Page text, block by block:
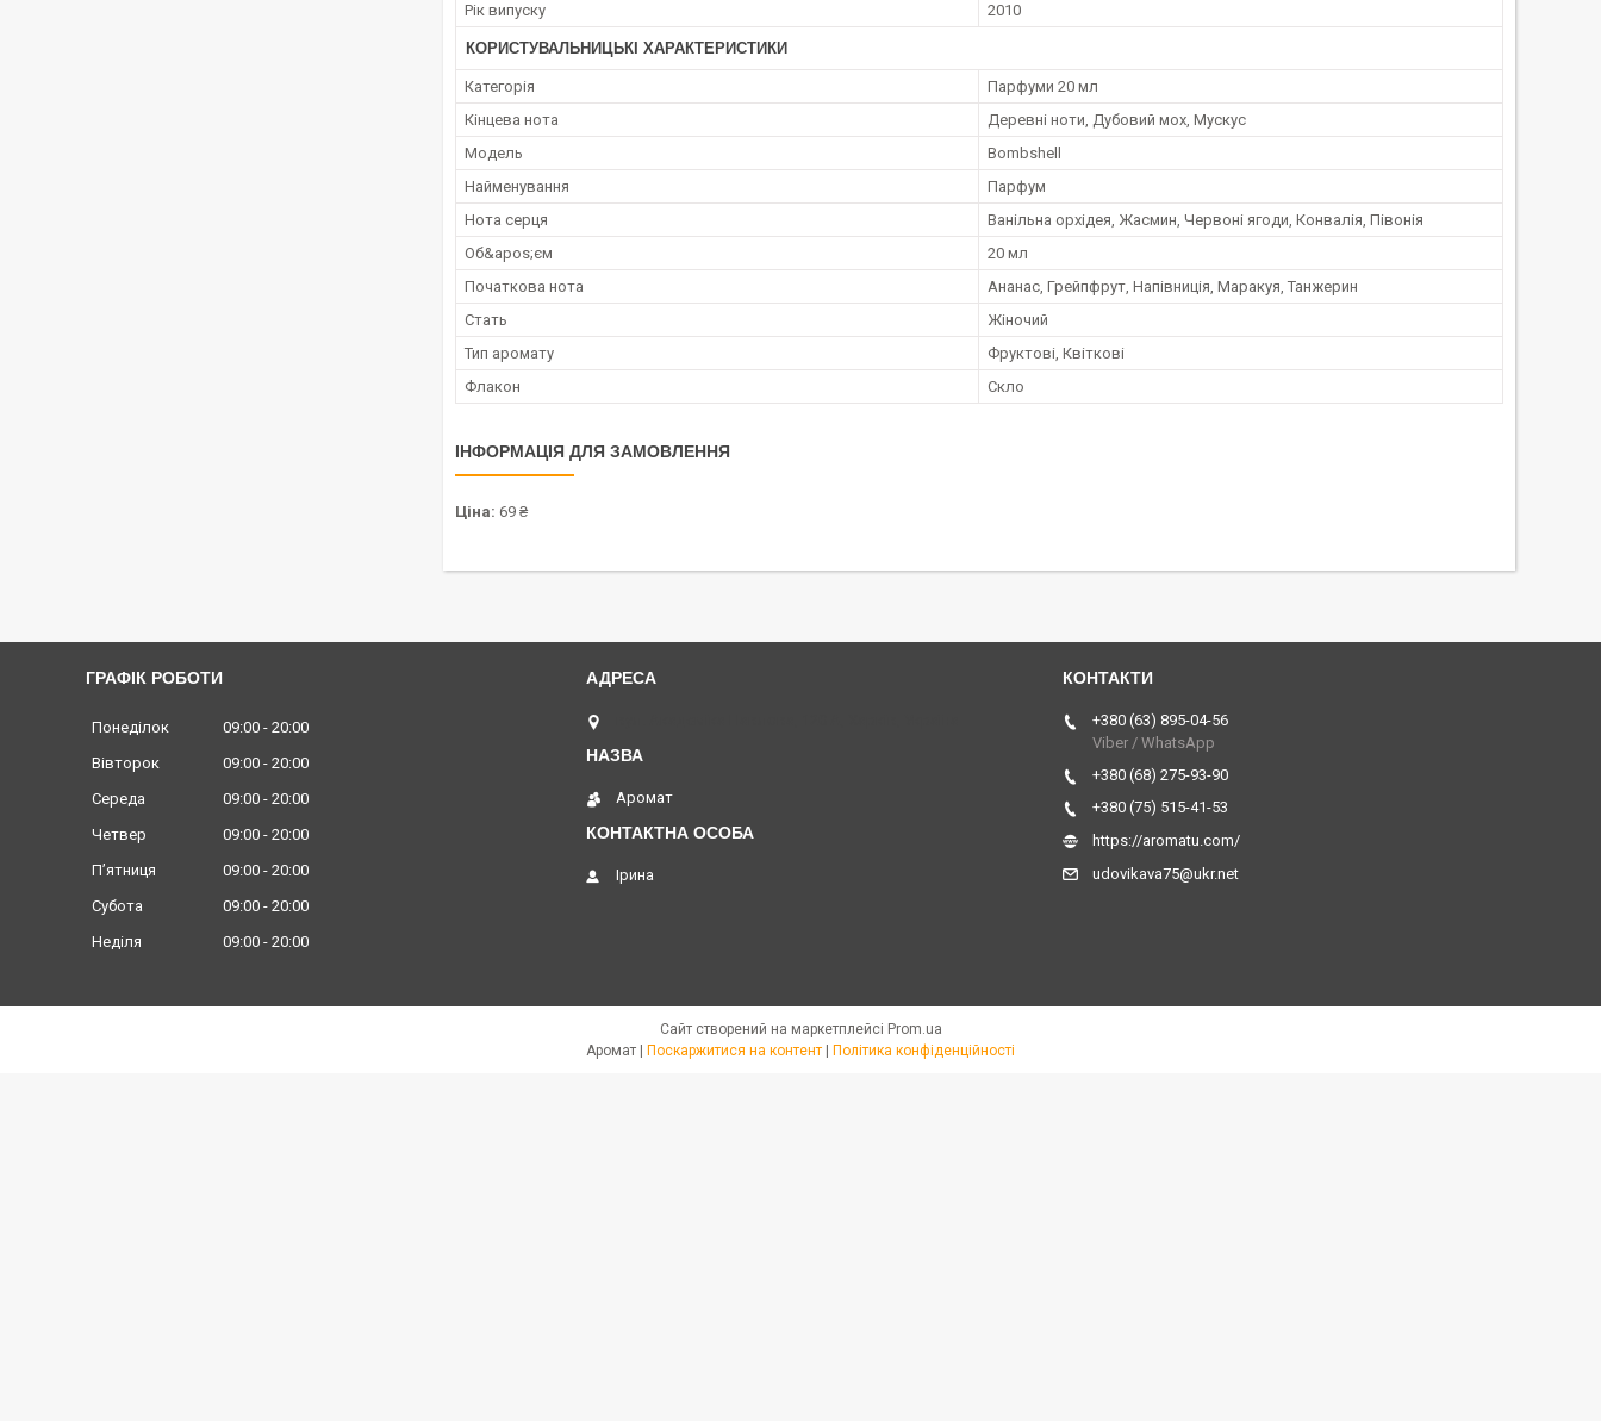
Рік випуску
2010
КОРИСТУВАЛЬНИЦЬКІ ХАРАКТЕРИСТИКИ
Категорія
Парфуми 20 мл
Кінцева нота
Деревні ноти, Дубовий мох, Мускус
Мoдель
Bombshell
Найменування
Парфум
Нота серця
Ванільна орхідея, Жасмин, Червоні ягоди, Конвалія, Півонія
Об&apos;єм
20 мл
Початкова нота
Ананас, Грейпфрут, Напівниція, Маракуя, Танжерин
Стать
Жіночий
Тип аромату
Фруктові, Квіткові
Флакон
Скло
ІНФОРМАЦІЯ ДЛЯ ЗАМОВЛЕННЯ
Ціна: 69 ₴
ГРАФІК РОБОТИ
Понеділок 09:00
20:00
Вівторок
09:00
20:00
Середа
09:00
20:00
Четвер
09:00
20:00
Пʼятниця
09:00
20:00
Субота
09:00
20:00
Неділя
09:00 20:00
Аромат
Ірина
+380 (63) 895-04-56
Viber / WhatsApp
+380 (68) 275-93-90
+380 (75) 515-41-53
https://aromatu.com/
udovikava75@ukr.net
Сайт створений на маркетплейсі Prom.ua
Поскаржитися на контент Політика конфіденційності